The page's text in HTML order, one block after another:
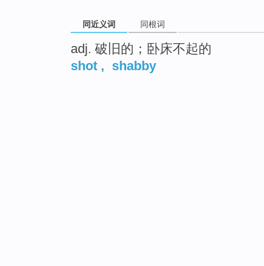
同近义词 同根词
adj. 破旧的；卧床不起的
shot , shabby